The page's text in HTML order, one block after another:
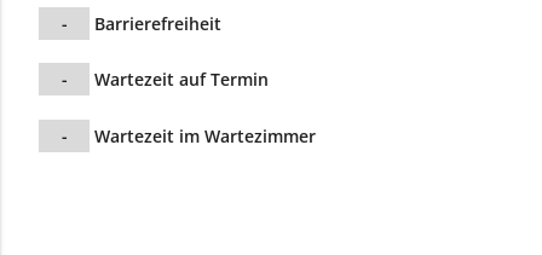
- Barrierefreiheit
- Wartezeit auf Termin
- Wartezeit im Wartezimmer